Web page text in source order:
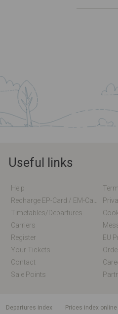
Useful links
Help
Timetables/departures
Carriers
Register
EU
Your Tickets
Contact
Sale Points
departures index
Prices index online